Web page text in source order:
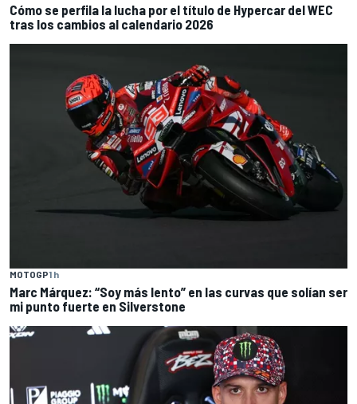
Cómo se perfila la lucha por el título de Hypercar del WEC
tras los cambios al calendario 2026
MOTOGP1 h
Marc Márquez: “Soy más lento” en las curvas que solían ser
mi punto fuerte en Silverstone